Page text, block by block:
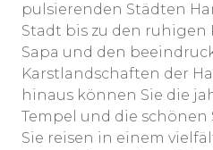
pulsierenden Städten
Stadt bis zu den ruhigen
Sapa und den
Karstlandschaften der
hinaus können Sie die
Tempel und die schönen
Sie reisen in einem